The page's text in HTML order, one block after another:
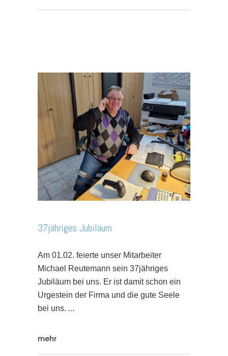
37jähriges Jubiläum
Am 01.02. feierte unser Mitarbeiter
Michael Reutemann sein 37jähriges
Jubiläum bei uns. Er ist damit schon ein
Urgestein der Firma und die gute Seele
bei uns.
mehr